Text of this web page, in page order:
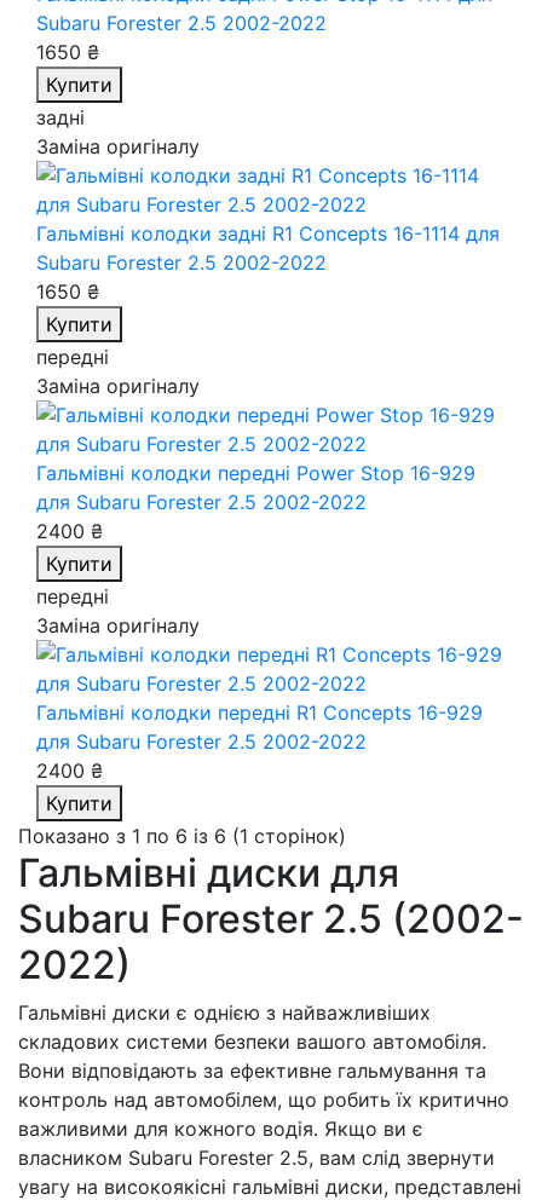
Subaru Forester 2.5 2002-2022
1650 ₴
Купити
задні
Заміна оригіналу
Гальмівні колодки задні R1 Concepts 16-1114 для
Subaru Forester 2.5 2002-2022
1650 ₴
Купити
передні
Заміна оригіналу
Гальмівні колодки передні Power Stop 16-929
для Subaru Forester 2.5 2002-2022
2400 ₴
Купити
передні
Заміна оригіналу
Гальмівні колодки передні R1 Concepts 16-929
для Subaru Forester 2.5 2002-2022
2400 ₴
Купити
Показано з 1 по 6 із 6 (1 сторінок)
Гальмівні диски для
Subaru Forester 2.5 (2002-
2022)
Гальмівні диски є однією з найважливіших
складових системи безпеки вашого автомобіля.
Вони відповідають за ефективне гальмування та
контроль над автомобілем, що робить їх критично
важливими для кожного водія. Якщо ви є
власником Subaru Forester 2.5, вам слід звернути
увагу на високоякісні гальмівні диски, представлені